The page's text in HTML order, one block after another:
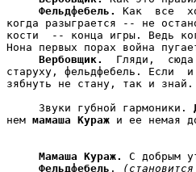
Фельдфебель.
Как  все
когда разыграется -- не
кости  -- конца игры. Ведь
Нона первых порах война
Вербовщик.
Гляди,
старуху, фельдфебель. Если
зябнуть не стану, так и знай.
     Звуки губной гармоники.
нем мамаша Кураж и ее немая
Мамаша Кураж.
С добрым
Фельдфебель .